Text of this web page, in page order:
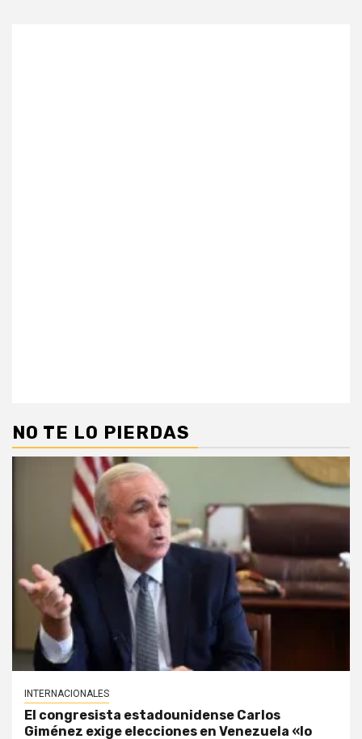
NO TE LO PIERDAS
INTERNACIONALES
El congresista estadounidense Carlos
Giménez exige elecciones en Venezuela «lo